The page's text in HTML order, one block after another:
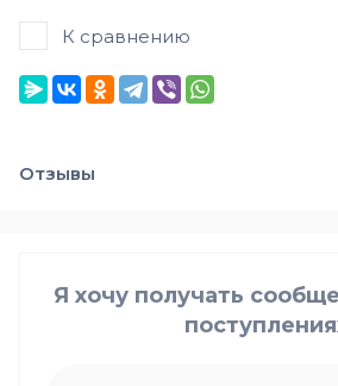
К сравнению
Отзывы
Я хочу получать